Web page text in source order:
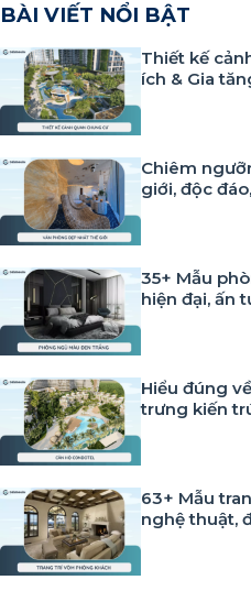
BÀI VIẾT NỔI BẬT
Thiết kế
ích & Gia
Chiêm
giới, độc
35+ Mẫu
hiện đại, ấn
Hiểu đúng
trưng kiến
63+ Mẫu
nghệ thuật,